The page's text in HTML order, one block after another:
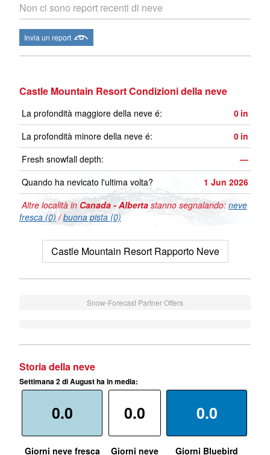
Non ci sono report recenti di neve
Invia un report
Castle Mountain Resort Condizioni della neve
La profondità maggiore della neve é: 0 in
La profondità minore della neve é:
0 in
Fresh snowfall depth:
—
Quando ha nevicato l'ultima volta?
1 Jun 2026
Altre località in Canada - Alberta stanno segnalando: neve
fresca (0)/buona pista (0)
Castle Mountain Resort Rapporto Neve
Snow-Forecast Partner Offers
Storia della neve
Settimana 2 di August ha in media:
0.0
Giorni neve fresca
0.0
Giorni neve
0.0
Giorni Bluebird